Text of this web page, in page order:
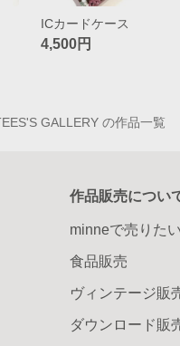
ICカードケース
4,500円
GALLERY の作品一覧
作品販売につい
minneで売りたい
食品販売
ヴィンテージ販
ダウンロード販